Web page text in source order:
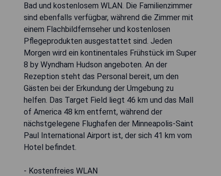
Bad und kostenlosem WLAN. Die Familienzimmer
sind ebenfalls verfügbar, während die Zimmer mit
einem Flachbildfernseher und kostenlosen
Pflegeprodukten ausgestattet sind. Jeden
Morgen wird ein kontinentales Frühstück im Super
8 by Wyndham Hudson angeboten. An der
Rezeption steht das Personal bereit, um den
Gästen bei der Erkundung der Umgebung zu
helfen. Das Target Field liegt 46 km und das Mall
of America 48 km entfernt, während der
nächstgelegene Flughafen der Minneapolis-Saint
Paul International Airport ist, der sich 41 km vom
Hotel befindet.
- Kostenfreies WLAN